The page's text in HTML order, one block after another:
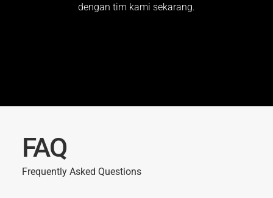
dengan tim kami sekarang.
FAQ
Frequently Asked Questions